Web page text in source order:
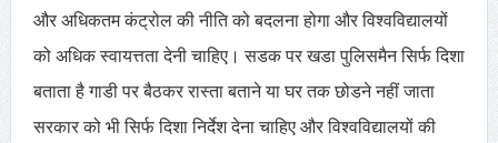
और अधिकतम कंट्रोल की नीति को बदलना होगा और विश्वविद्यालयों
को अधिक स्वायत्तता देनी चाहिए। सडक पर खडा पुलिसमैन सिर्फ दिशा
बताता है गाडी पर बैठकर रास्ता बताने या घर तक छोडने नहीं जाता
सरकार को भी सिर्फ दिशा निर्देश देना चाहिए और विश्वविद्यालयों की